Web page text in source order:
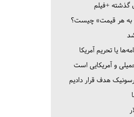
به هر قیمت» چیست؟
یا تحریم‌ آمریکا
و آمریکایی است
هدف قرار دادیم